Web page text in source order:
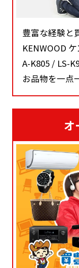
豊富な経験と
KENWOOD
A-K805 / LS-
お品物を一点
オ